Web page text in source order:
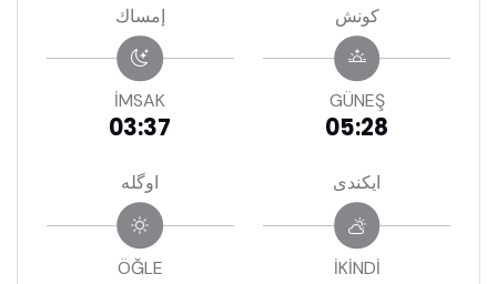
إمساك
İMSAK
03:37
كونش
GÜNEŞ
05:28
اوگله
ÖĞLE
ايكندى
İKİNDİ